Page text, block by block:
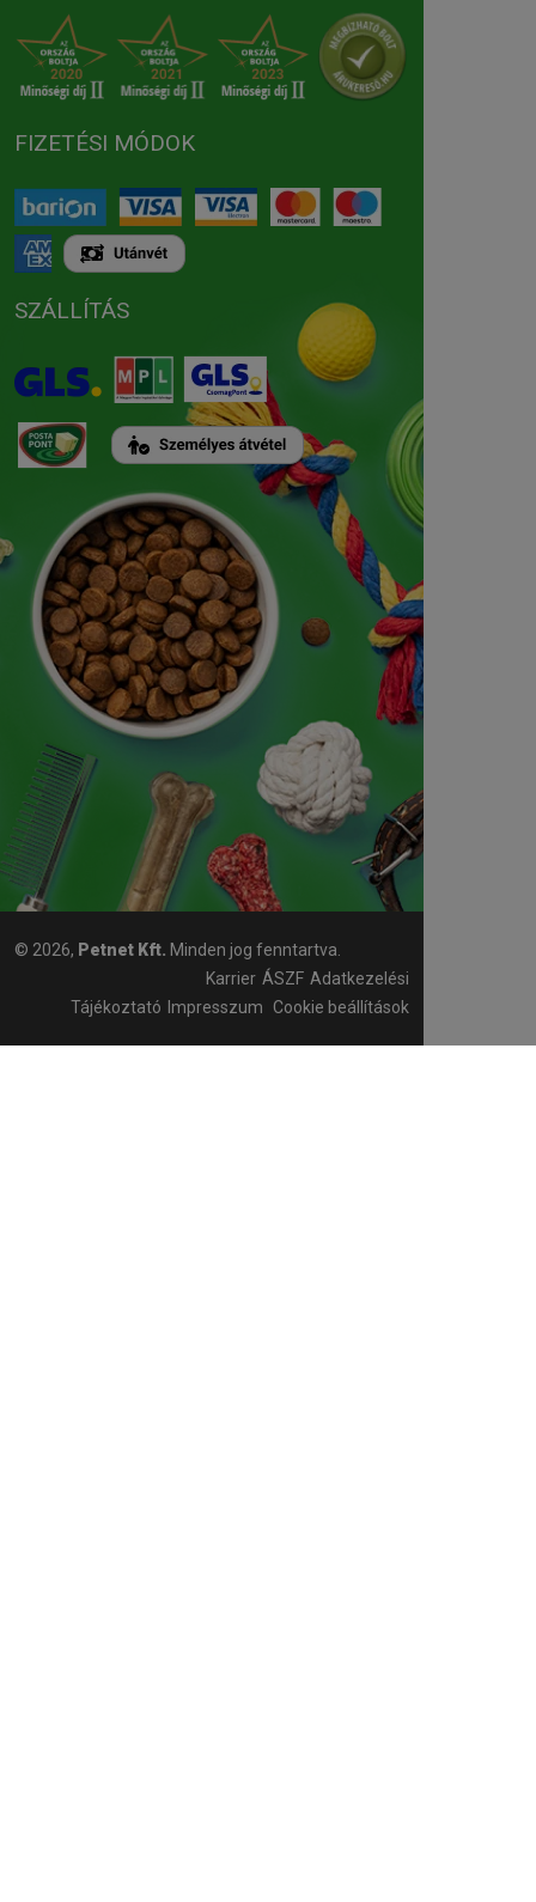
FIZETÉSI MÓDOK
SZÁLLÍTÁS
© 2026, Petnet Kft. Minden jog fenntartva.
Karrier ÁSZF Adatkezelési
Tájékoztató
Impresszum Cookie beállítások